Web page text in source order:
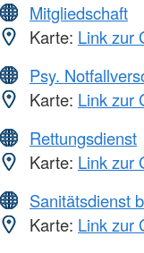
Mitgliedschaft
Karte: Link zur
Psy.
Karte: Link zur
Rettungsdienst
Karte: Link zur
Sanitätsdienst
Karte: Link zur